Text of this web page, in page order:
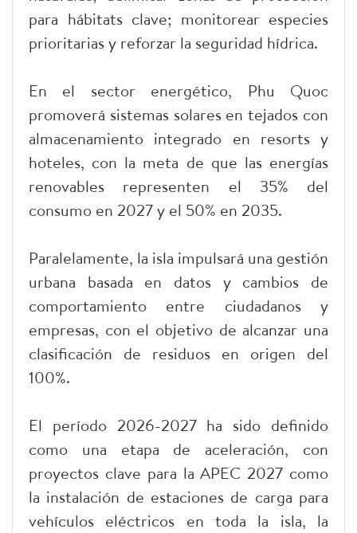
para hábitats clave; monitorear especies
prioritarias y reforzar la seguridad hídrica.
En el sector energético, Phu Quoc
promoverá sistemas solares en tejados con
almacenamiento integrado en resorts y
hoteles, con la meta de que las energías
renovables representen el 35% del
consumo en 2027 y el 50% en 2035.
Paralelamente, la isla impulsará una gestión
urbana basada en datos y cambios de
comportamiento entre ciudadanos y
empresas, con el objetivo de alcanzar una
clasificación de residuos en origen del
100%.
El período 2026-2027 ha sido definido
como una etapa de aceleración, con
proyectos clave para la APEC 2027 como
la instalación de estaciones de carga para
vehículos eléctricos en toda la isla, la